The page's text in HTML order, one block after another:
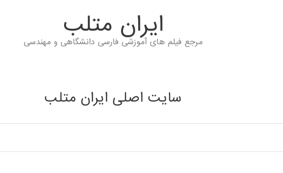
ايران متلب
مرجع فیلم های آموزشی فارسی دانشگاهی و مهندسی
سایت اصلی ایران متلب